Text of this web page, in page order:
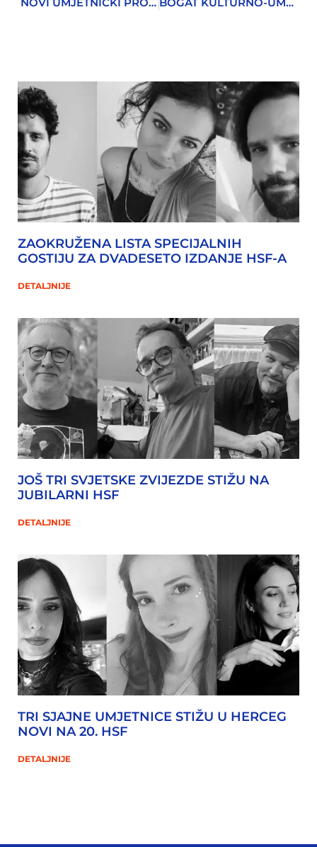
NOVI UMJETNIČKI PROSTOR U HERCEG NOVOM – KAFEDRA GALLERY BOGAT KULTURNO-UMJETNIČKI I ZABAVNI PROGRAM DO KRAJA MJESECA
ZAOKRUŽENA LISTA SPECIJALNIH
GOSTIJU ZA DVADESETO IZDANJE HSF-A
DETALJNIJE
JOŠ TRI SVJETSKE ZVIJEZDE STIŽU NA
JUBILARNI HSF
DETALJNIJE
TRI SJAJNE UMJETNICE STIŽU U HERCEG
NOVI NA 20. HSF
DETALJNIJE